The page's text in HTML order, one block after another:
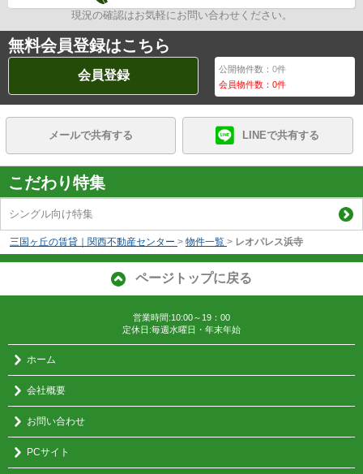
現況の確認はお気軽にお問い合わせください。
無料会員登録はこちら
会員登録 公開物件数：0件
会員物件数：0件
メールで共有する LINEで共有する
こだわり特集
シングル向け特集
三国ヶ丘の賃貸｜関西不動産センター > 物件一覧 > レオパレス浜寺
ページトップに戻る
営業時間:10:00～19：00
定休日:毎週水曜日・年末年始
ホーム
会社概要
お問い合わせ
PCサイト